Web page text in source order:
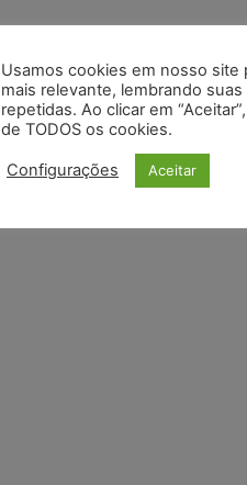
Usamos cookies em nosso site
mais relevante, lembrando
repetidas. Ao clicar em
de TODOS os cookies.
Configurações Aceitar